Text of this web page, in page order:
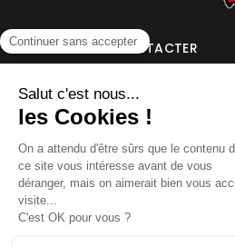
NOUS CONTACTER
INFORMATIONS
NOS PARTENAIRES
HORAIRES D'OUVERTURE